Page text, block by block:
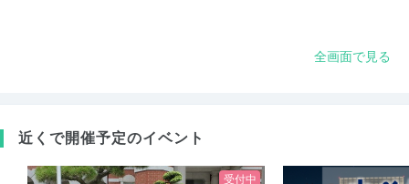
全画面で見る
近くで開催予定のイベント
受付中